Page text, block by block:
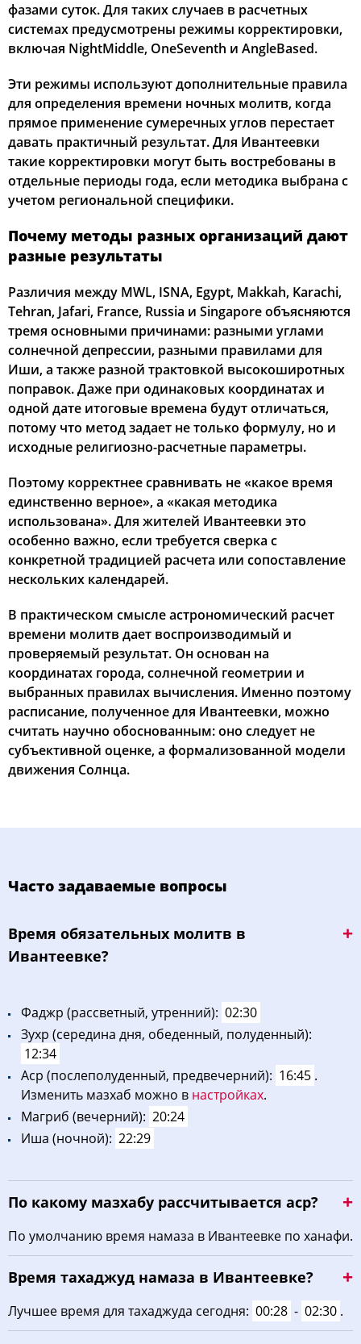
фазами суток. Для таких случаев в расчетных
системах предусмотрены режимы корректировки,
включая NightMiddle, OneSeventh и AngleBased.
Эти режимы используют дополнительные правила
для определения времени ночных молитв, когда
прямое применение сумеречных углов перестает
давать практичный результат. Для Ивантеевки
такие корректировки могут быть востребованы в
отдельные периоды года, если методика выбрана с
учетом региональной специфики.
Почему методы разных организаций дают
разные результаты
Различия между MWL, ISNA, Egypt, Makkah, Karachi,
Tehran, Jafari, France, Russia и Singapore объясняются
тремя основными причинами: разными углами
солнечной депрессии, разными правилами для
Иши, а также разной трактовкой высокоширотных
поправок. Даже при одинаковых координатах и
одной дате итоговые времена будут отличаться,
потому что метод задает не только формулу, но и
исходные религиозно-расчетные параметры.
Поэтому корректнее сравнивать не «какое время
единственно верное», а «какая методика
использована». Для жителей Ивантеевки это
особенно важно, если требуется сверка с
конкретной традицией расчета или сопоставление
нескольких календарей.
В практическом смысле астрономический расчет
времени молитв дает воспроизводимый и
проверяемый результат. Он основан на
координатах города, солнечной геометрии и
выбранных правилах вычисления. Именно поэтому
расписание, полученное для Ивантеевки, можно
считать научно обоснованным: оно следует не
субъективной оценке, а формализованной модели
движения Солнца.
Часто задаваемые вопросы
Bpeмя oбязaтeльных мoлитв в
Ивантеевке?
Фaджp (рассветный, утренний): 02:30
Зухp (середина дня, обеденный, полуденный):
12:34
Acp (послеполуденный, предвечерний): 16:45 .
Изменить мазхаб можно в настройках.
Maгриб (вечерний): 20:24
Иша (ночной): 22:29
По какому мазхабу рассчитывается аср?
По умолчанию время намаза в Ивантеевке по ханафи.
Время тахаджуд намаза в Ивантеевке?
Лучшее время для тахаджуда сегодня: 00:28 - 02:30 .